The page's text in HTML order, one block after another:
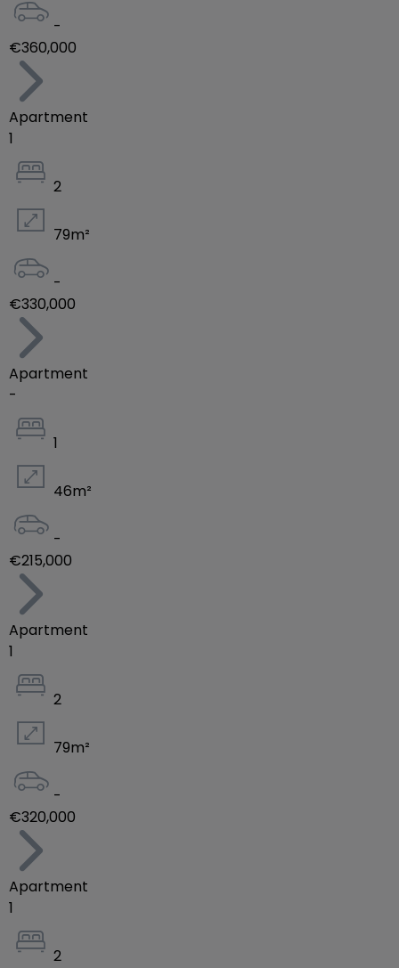
-
€360,000
Apartment
1
2
79m²
-
€330,000
Apartment
-
1
46m²
-
€215,000
Apartment
1
2
79m²
-
€320,000
Apartment
1
2